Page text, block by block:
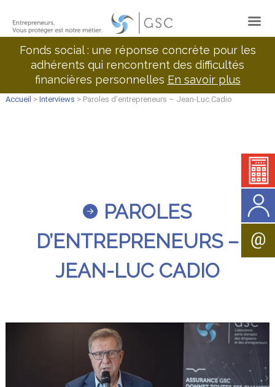
Fonds social : une réponse concrète pour les
adhérents qui rencontrent des difficultés
financières personnelles En savoir plus
Accueil > Interviews > Paroles d’entrepreneurs – Jean-Luc Cadio
PAROLES
D’ENTREPRENEURS –
JEAN-LUC CADIO